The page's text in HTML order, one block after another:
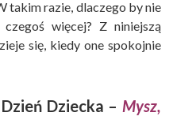
takim razie, dlaczego by nie
więcej? Z niniejszą
się, kiedy one spokojnie
Dziecka – Mysz,